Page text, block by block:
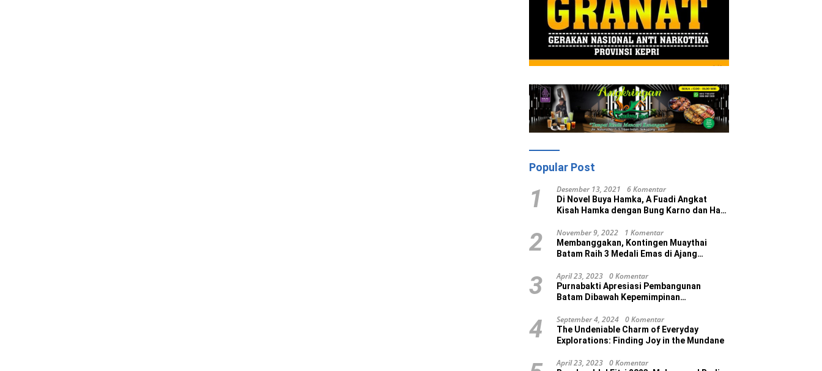
Popular Post
1 Desember 13, 2021 6 Komentar
Di Novel Buya Hamka, A Fuadi Angkat
Kisah Hamka dengan Bung Karno dan Haji
2 November 9, 2022 1 Komentar
Membanggakan, Kontingen Muaythai
Batam Raih 3 Medali Emas di Ajang
3 April 23, 2023 0 Komentar
Purnabakti Apresiasi Pembangunan
Batam Dibawah Kepemimpinan
4 September 4, 2024 0 Komentar
The Undeniable Charm of Everyday
Explorations: Finding Joy in the Mundane
April 23, 2023 0 Komentar